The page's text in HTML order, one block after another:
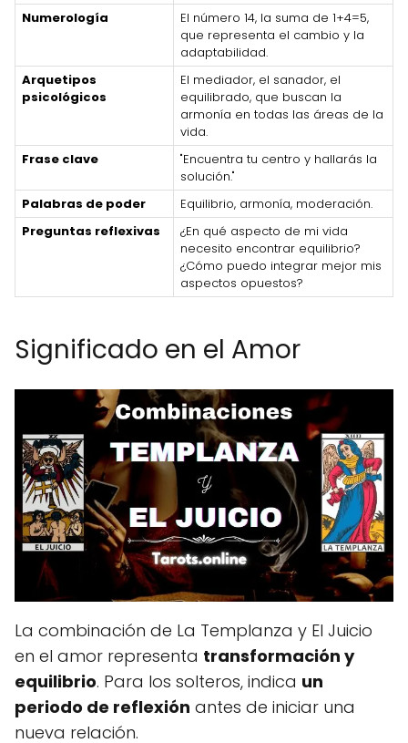
Numerología
El número 14, la suma de 1+4=5,
que representa el cambio y la
adaptabilidad.
Arquetipos
psicológicos
El mediador, el sanador, el
equilibrado, que buscan la
armonía en todas las áreas de la
vida.
Frase clave
"Encuentra tu centro y hallarás la
solución."
Palabras de poder
Equilibrio, armonía, moderación.
Preguntas reflexivas
¿En qué aspecto de mi vida
necesito encontrar equilibrio?
¿Cómo puedo integrar mejor mis
aspectos opuestos?
Significado en el Amor
La combinación de La Templanza y El Juicio
en el amor representa transformación y
equilibrio. Para los solteros, indica un
periodo de reflexión antes de iniciar una
nueva relación.